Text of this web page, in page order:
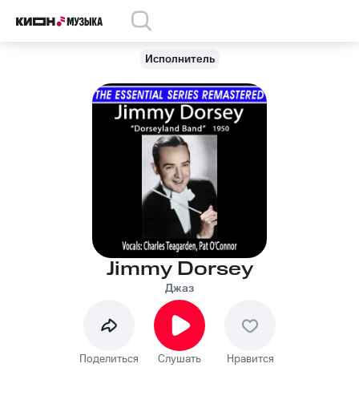
Исполнитель
Jimmy Dorsey
Джаз
Поделиться Слушать Нравится